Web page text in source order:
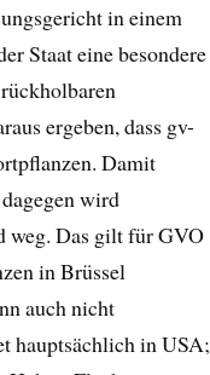
in einem
Staat eine besondere
ergeben, dass gv-
Damit
wird
weg. Das gilt für GVO
in Brüssel
auch nicht
hauptsächlich in USA;